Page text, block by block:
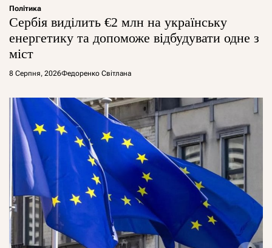
Політика
Сербія виділить €2 млн на українську
енергетику та допоможе відбудувати одне з
міст
8 Серпня, 2026Федоренко Світлана